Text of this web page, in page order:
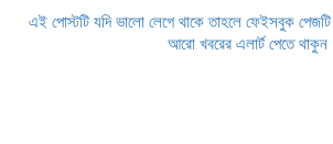
এই পোস্টটি যদি ভালো লেগে থাকে তাহলে ফেইসবুক
আরো খবরের এলার্ট পেতে থাকুন